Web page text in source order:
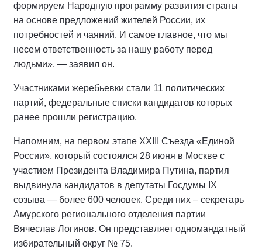
формируем Народную программу развития страны
на основе предложений жителей России, их
потребностей и чаяний. И самое главное, что мы
несем ответственность за нашу работу перед
людьми», — заявил он.
Участниками жеребьевки стали 11 политических
партий, федеральные списки кандидатов которых
ранее прошли регистрацию.
Напомним, на первом этапе XXIII Съезда «Единой
России», который состоялся 28 июня в Москве с
участием Президента Владимира Путина, партия
выдвинула кандидатов в депутаты Госдумы IX
созыва — более 600 человек. Среди них – секретарь
Амурского регионального отделения партии
Вячеслав Логинов. Он представляет одномандатный
избирательный округ № 75.